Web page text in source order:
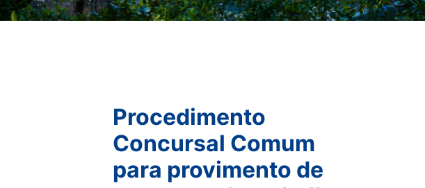
Procedimento
Concursal Comum
para provimento de